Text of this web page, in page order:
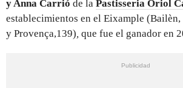
y Anna Carrió de la Pastisseria Oriol
establecimientos en el Eixample (Bailèn,
y Provença,139), que fue el ganador en